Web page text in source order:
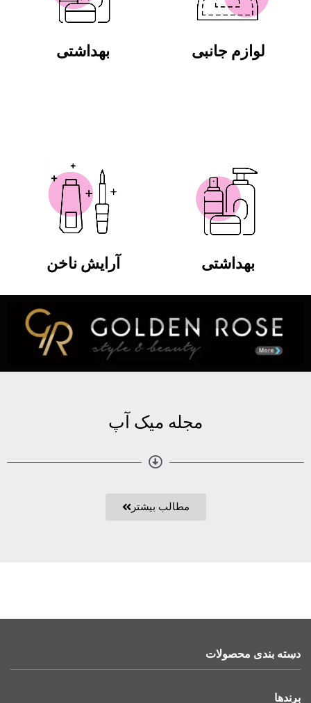
لوازم جانبی بهداشتی
بهداشتی آرایش ناخن
مجله میک آپ
مطالب بیشتر
دسته بندی محصولات
برندها